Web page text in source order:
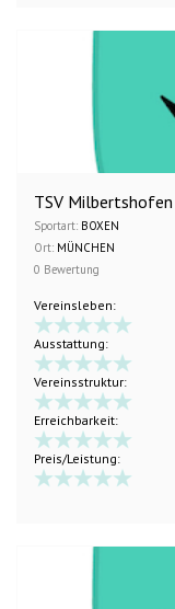
TSV Milbertshofen
Sportart: BOXEN
Ort: MÜNCHEN
0 Bewertung
Vereinsleben:
Ausstattung:
Vereinsstruktur:
Erreichbarkeit:
Preis/Leistung: